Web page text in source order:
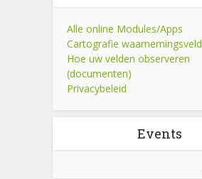
Alle online Modules/Apps
Cartografie
Hoe uw velden observeren
(documenten)
Privacybeleid
Events